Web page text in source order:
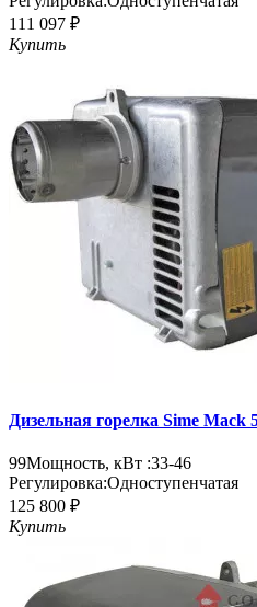
111 097 ₽
Купить
Дизельная горелка Sime Mack
99Мощность, кВт :33-46
Регулировка:Одноступенчатая
125 800 ₽
Купить